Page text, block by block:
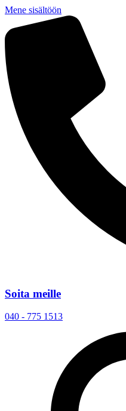
Mene sisältöön
Soita meille
040 - 775 1513